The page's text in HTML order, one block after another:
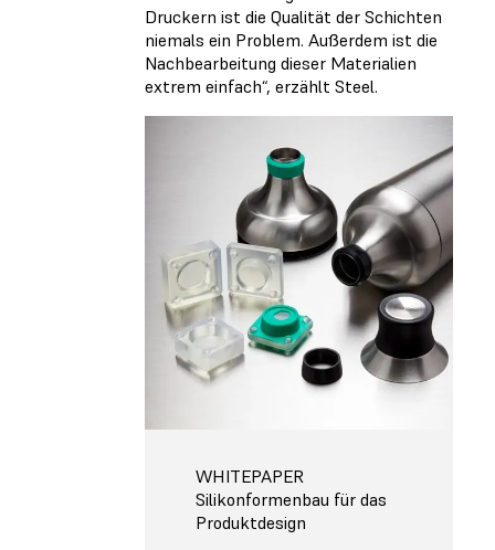
Druckern ist die Qualität der Schichten
niemals ein Problem. Außerdem ist die
Nachbearbeitung dieser Materialien
extrem einfach“, erzählt Steel.
WHITEPAPER
Silikonformenbau für das
Produktdesign